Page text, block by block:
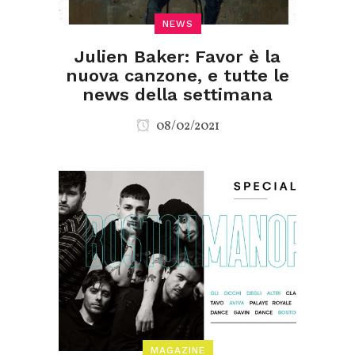
NEWS
Julien Baker: Favor è la
nuova canzone, e tutte le
news della settimana
08/02/2021
MAGAZINE